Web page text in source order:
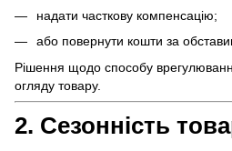
надати часткову компенсацію;
або повернути кошти за
Рішення щодо способу
огляду товару.
2. Сезонність